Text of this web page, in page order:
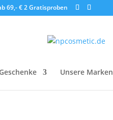
69,- € 2 Gratisproben
Geschenke Unsere Marken